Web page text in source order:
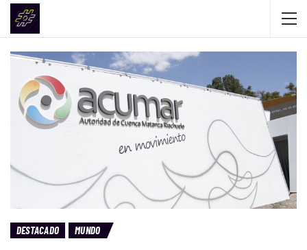
DESTACADO MUNDO